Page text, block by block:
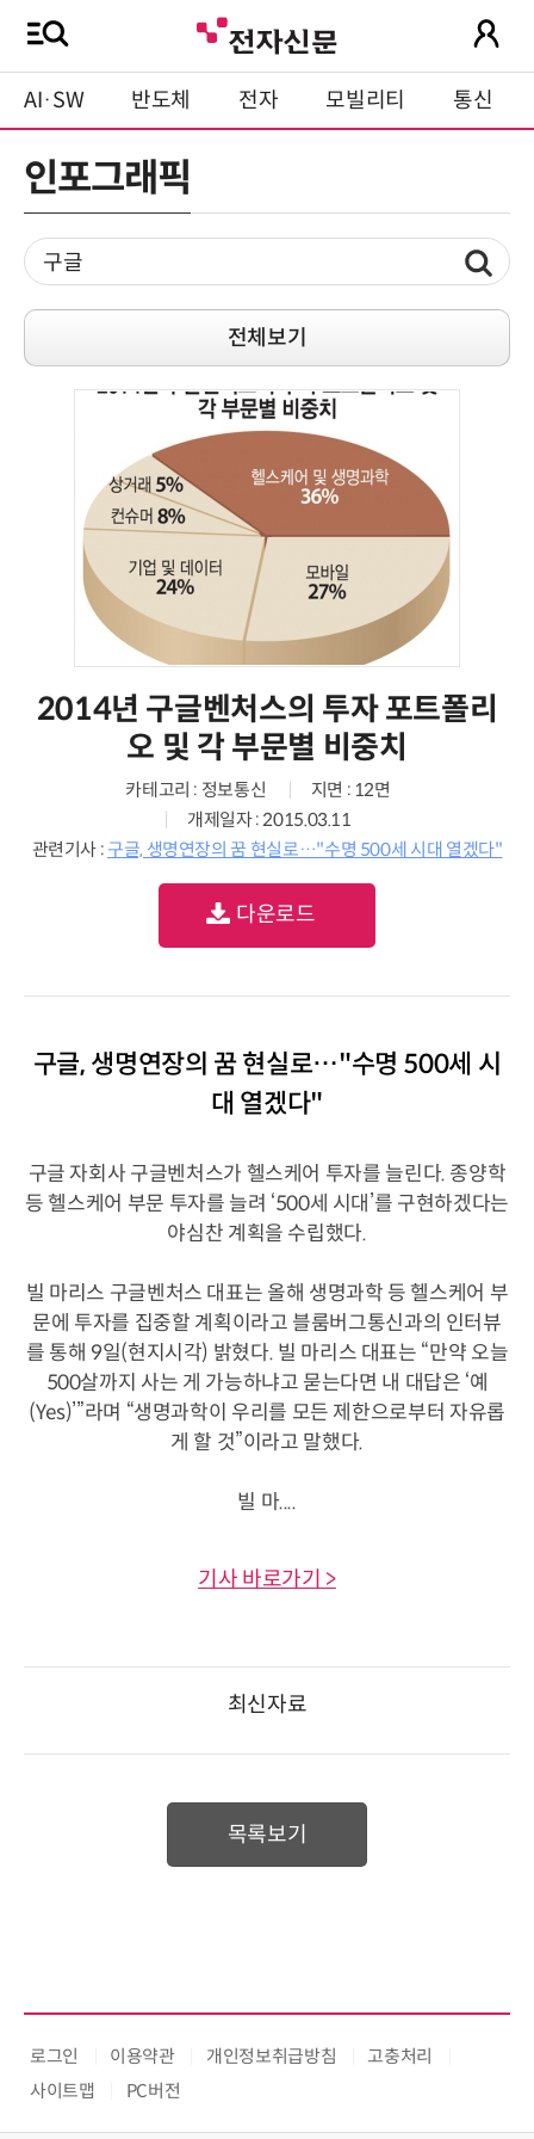
AI·SW 반도체 전자 모빌리티 통신
인포그래픽
전체보기
2014년 구글벤처스의 투자 포트폴리
오 및 각 부문별 비중치
카테고리 : 정보통신
지면 : 12면
개제일자 : 2015.03.11
관련기사 : 구글, 생명연장의 꿈 현실로…"수명 500세 시대 열겠다"
다운로드
구글, 생명연장의 꿈 현실로…"수명 500세 시
대 열겠다"
구글 자회사 구글벤처스가 헬스케어 투자를 늘린다. 종양학
등 헬스케어 부문 투자를 늘려 ‘500세 시대’를 구현하겠다는
야심찬 계획을 수립했다.
빌 마리스 구글벤처스 대표는 올해 생명과학 등 헬스케어 부
문에 투자를 집중할 계획이라고 블룸버그통신과의 인터뷰
를 통해 9일(현지시각) 밝혔다. 빌 마리스 대표는 “만약 오늘
500살까지 사는 게 가능하냐고 묻는다면 내 대답은 ‘예
(Yes)’”라며 “생명과학이 우리를 모든 제한으로부터 자유롭
게 할 것”이라고 말했다.
빌 마....
기사 바로가기 >
최신자료
목록보기
로그인 이용약관 개인정보취급방침
고충처리
사이트맵
PC버전